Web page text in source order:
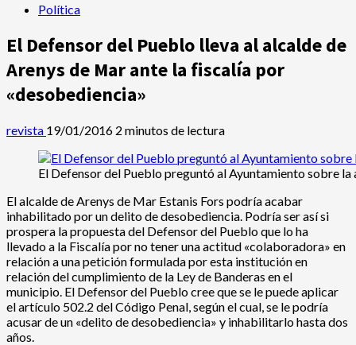
Política
El Defensor del Pueblo lleva al alcalde de
Arenys de Mar ante la fiscalía por
«desobediencia»
revista 19/01/2016 2 minutos de lectura
El Defensor del Pueblo preguntó al Ayuntamiento sobre la
El alcalde de Arenys de Mar Estanis Fors podría acabar
inhabilitado por un delito de desobediencia. Podría ser así si
prospera la propuesta del Defensor del Pueblo que lo ha
llevado a la Fiscalía por no tener una actitud «colaboradora» en
relación a una petición formulada por esta institución en
relación del cumplimiento de la Ley de Banderas en el
municipio. El Defensor del Pueblo cree que se le puede aplicar
el artículo 502.2 del Código Penal, según el cual, se le podría
acusar de un «delito de desobediencia» y inhabilitarlo hasta dos
años.